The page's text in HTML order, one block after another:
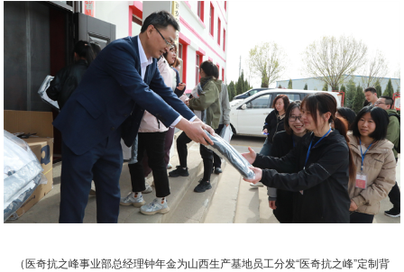
（医奇抗之峰事业部总经理钟年金为山西生产基地员工分发“医奇抗之峰”定制背